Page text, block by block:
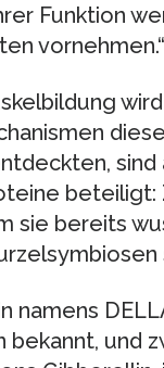
Funktion
vornehmen.“
beteiligt:
sie bereits
namens
bekannt, und